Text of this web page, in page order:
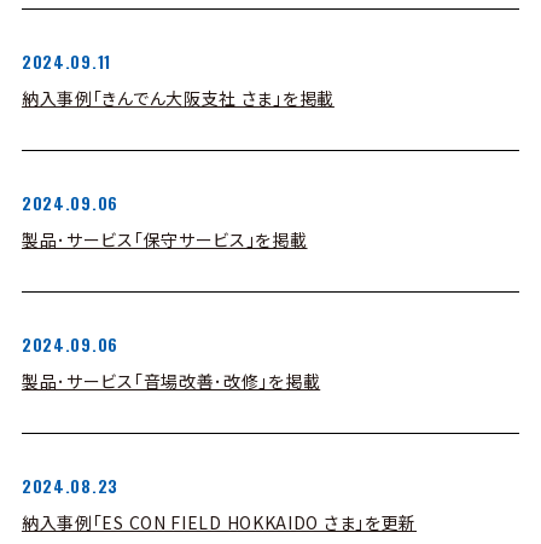
2024.09.11
納入事例「きんでん大阪支社 さま」を掲載
2024.09.06
製品･サービス「保守サービス」を掲載
2024.09.06
製品･サービス「音場改善･改修」を掲載
2024.08.23
納入事例「ES CON FIELD HOKKAIDO さま」を更新